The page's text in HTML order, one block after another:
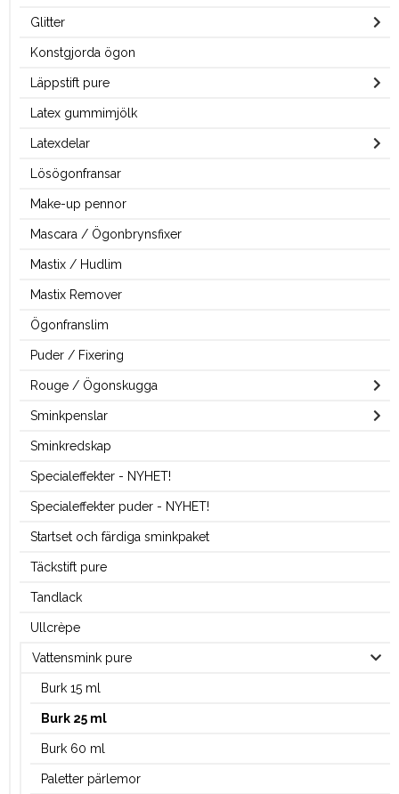
Glitter
Konstgjorda ögon
Läppstift pure
Latex gummimjölk
Latexdelar
Lösögonfransar
Make-up pennor
Mascara / Ögonbrynsfixer
Mastix / Hudlim
Mastix Remover
Ögonfranslim
Puder / Fixering
Rouge / Ögonskugga
Sminkpenslar
Sminkredskap
Specialeffekter - NYHET!
Specialeffekter puder - NYHET!
Startset och färdiga sminkpaket
Täckstift pure
Tandlack
Ullcrèpe
Vattensmink pure
Burk 15 ml
Burk 25 ml
Burk 60 ml
Paletter pärlemor